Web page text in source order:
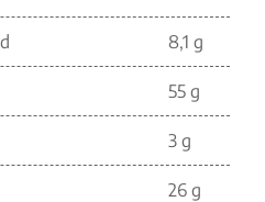
8,1 g
55 g
3 g
26 g